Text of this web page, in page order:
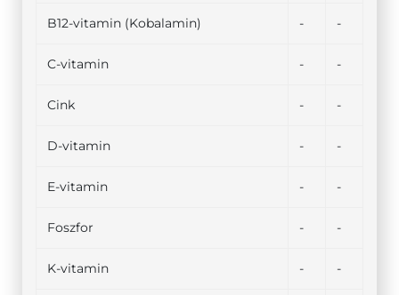
B12-vitamin (Kobalamin) - -
C-vitamin - -
Cink - -
D-vitamin - -
E-vitamin - -
Foszfor - -
K-vitamin - -